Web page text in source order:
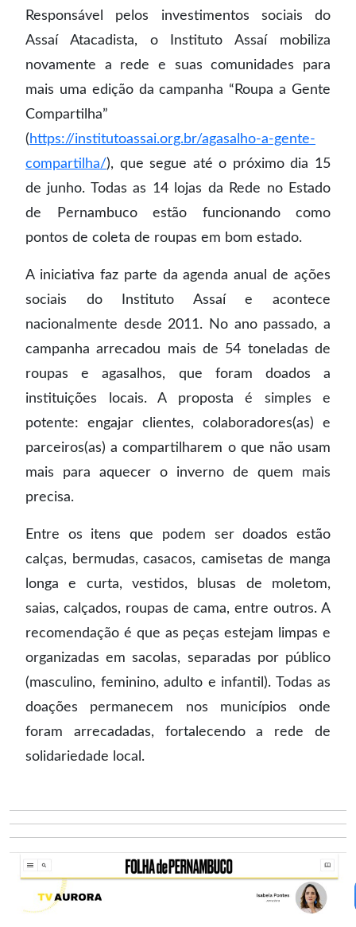
Responsável pelos investimentos sociais do
Assaí Atacadista, o Instituto Assaí mobiliza
novamente a rede e suas comunidades para
mais uma edição da campanha “Roupa a Gente
Compartilha”
( https://institutoassai.org.br/agasalho-a-gente-
compartilha/), que segue até o próximo dia 15
de junho. Todas as 14 lojas da Rede no Estado
de Pernambuco estão funcionando como
pontos de coleta de roupas em bom estado.
A iniciativa faz parte da agenda anual de ações
sociais do Instituto Assaí e acontece
nacionalmente desde 2011. No ano passado, a
campanha arrecadou mais de 54 toneladas de
roupas e agasalhos, que foram doados a
instituições locais. A proposta é simples e
potente: engajar clientes, colaboradores(as) e
parceiros(as) a compartilharem o que não usam
mais para aquecer o inverno de quem mais
precisa.
Entre os itens que podem ser doados estão
calças, bermudas, casacos, camisetas de manga
longa e curta, vestidos, blusas de moletom,
saias, calçados, roupas de cama, entre outros. A
recomendação é que as peças estejam limpas e
organizadas em sacolas, separadas por público
(masculino, feminino, adulto e infantil). Todas as
doações permanecem nos municípios onde
foram arrecadadas, fortalecendo a rede de
solidariedade local.